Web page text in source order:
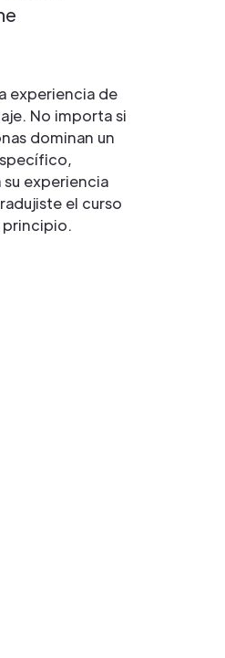
experiencia de
No importa si
dominan un
su experiencia
el curso
principio.